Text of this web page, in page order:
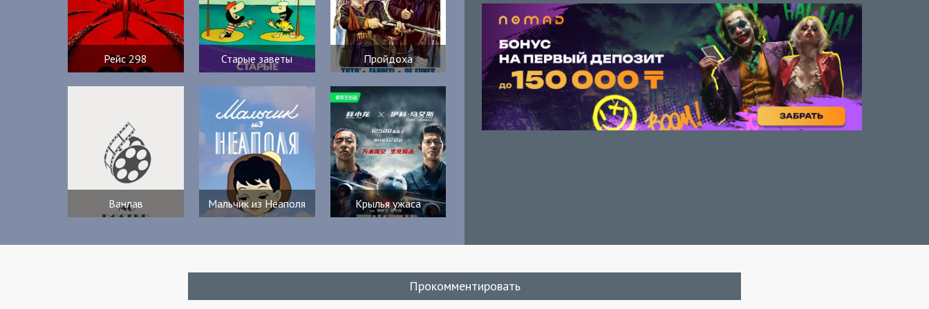
Рейс 298 Старые заветы Пройдоха
Ванлав Мальчик из Неаполя Крылья ужаса
Прокомментировать